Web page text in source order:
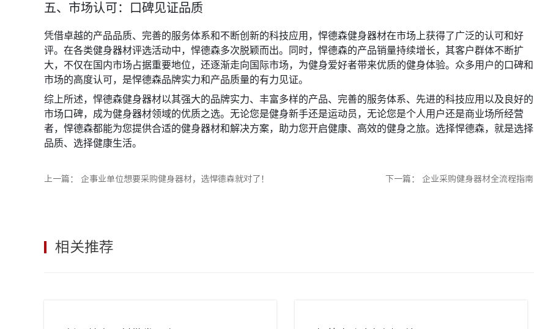
五、市场认可：口碑见证品质
凭借卓越的产品品质、完善的服务体系和不断创新的科技应用，悍德森健身器材在市场上获得了广泛的认可和好
评。在各类健身器材评选活动中，悍德森多次脱颖而出。同时，悍德森的产品销量持续增长，其客户群体不断扩
大，不仅在国内市场占据重要地位，还逐渐走向国际市场，为健身爱好者带来优质的健身体验。众多用户的口碑和
市场的高度认可，是悍德森品牌实力和产品质量的有力见证。
综上所述，悍德森健身器材以其强大的品牌实力、丰富多样的产品、完善的服务体系、先进的科技应用以及良好的
市场口碑，成为健身器材领域的优质之选。无论您是健身新手还是运动员，无论您是个人用户还是商业场所经营
者，悍德森都能为您提供合适的健身器材和解决方案，助力您开启健康、高效的健身之旅。选择悍德森，就是选择
品质、选择健康生活。
上一篇： 企事业单位想要采购健身器材，选悍德森就对了！ 下一篇： 企业采购健身器材全流程指南
相关推荐